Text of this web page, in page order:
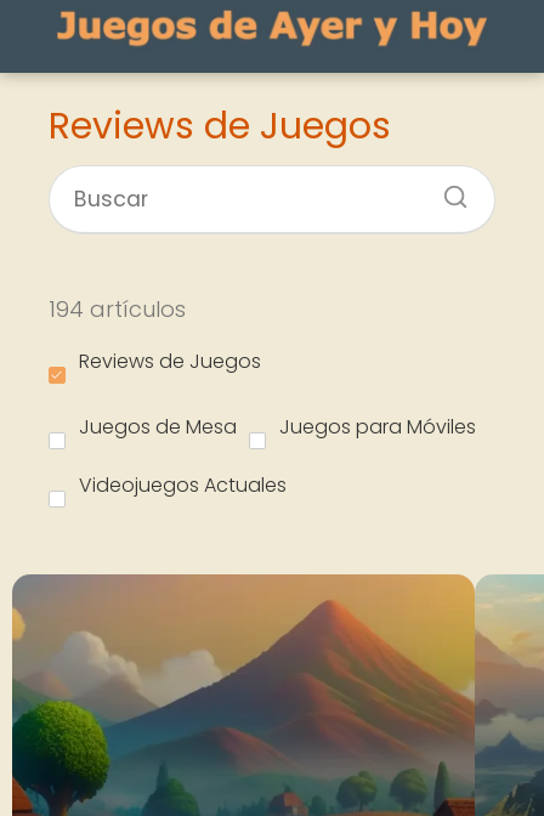
Reviews de Juegos
194 artículos
Reviews de Juegos
Juegos de Mesa Juegos para Móviles
Videojuegos Actuales